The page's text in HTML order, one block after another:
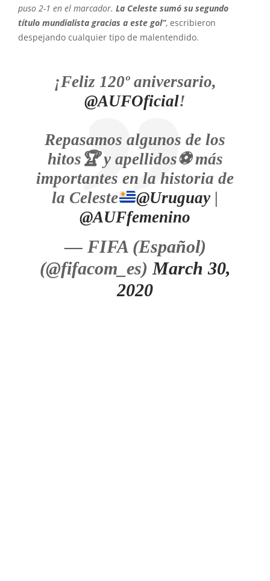
puso 2-1 en el marcador. La Celeste sumó su segundo
título mundialista gracias a este gol”, escribieron
despejando cualquier tipo de malentendido.
¡Feliz 120º aniversario,
@AUFOficial!
Repasamos algunos de los
hitos 🏆y apellidos⚽️más
importantes en la historia de
la Celeste
@Uruguay |
@AUFfemenino
— FIFA (Español)
(@fifacom_es) March 30,
2020